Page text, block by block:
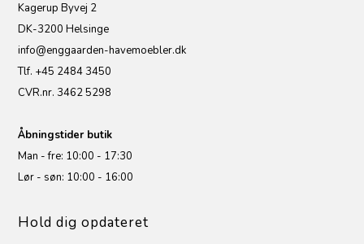
Kagerup Byvej 2
DK-3200 Helsinge
info@enggaarden-havemoebler.dk
Tlf. +45 2484 3450
CVR.nr. 3462 5298
Åbningstider butik
Man - fre: 10:00 - 17:30
Lør - søn: 10:00 - 16:00
Hold dig opdateret